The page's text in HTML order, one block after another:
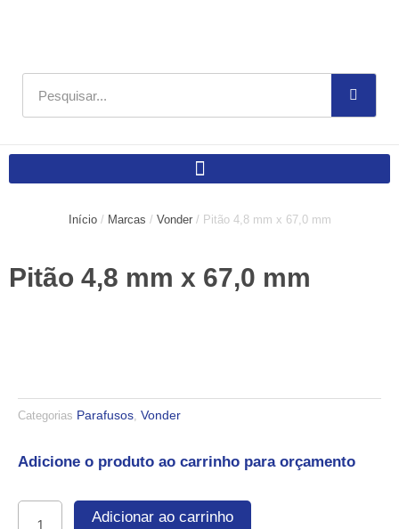
Pesquisar
Início/ Marcas / Vonder/ Pitão 4,8 mm x 67,0 mm
Pitão 4,8 mm x 67,0 mm
Categorias Parafusos Vonder
Adicione o produto ao carrinho para orçamento
Adicionar ao carrinho